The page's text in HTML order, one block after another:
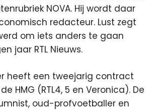
NOVA. Hij wordt daar
redacteur. Lust zegt
om iets anders te gaan
jaar RTL Nieuws.
heeft een tweejarig contract
HMG (RTL4, 5 en Veronica). De
oud-profvoetballer en